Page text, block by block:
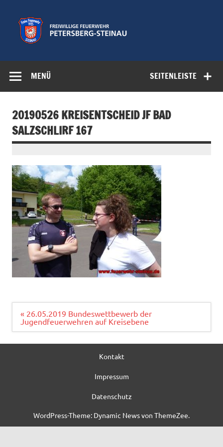
springen
Feuerwehr
Petersberg-
SEITENLEISTE
MENÜ
20190526 KREISENTSCHEID JF BAD
SALZSCHLIRF 167
Beitragsnavigation
« 26.05.2019 Bundeswettbewerb der
Jugendfeuerwehren auf Kreisebene
Kontakt
Impressum
Datenschutz
WordPress-Theme: Dynamic News von ThemeZee.